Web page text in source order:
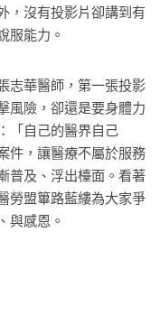
，沒有投影片卻講到有
服能力。
志華醫師，第一張投影
風險，卻還是要身體力
「自己的醫界自己
件，讓醫療不屬於服務
普及、浮出檯面。看著
勞盟篳路藍縷為大家爭
與感恩。